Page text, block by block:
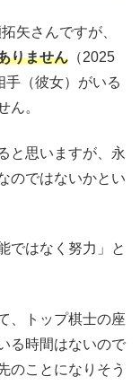
矢さんですが、
りません （2025
（彼女）がいる
ん。
と思いますが、永
のではないかとい
ではなく努力」と
、トップ棋士の座
る時間はないので
のことになりそう